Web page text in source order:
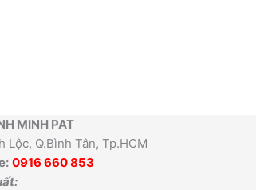
MINH PAT
Lộc, Q.Bình Tân, Tp.HCM
0916 660 853